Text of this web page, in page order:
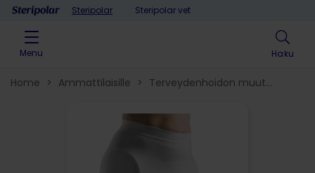
Skip to contentSteripolar Steripolar vet
Menu Haku
Home > Ammattilaisille > Terveydenhoidon muut